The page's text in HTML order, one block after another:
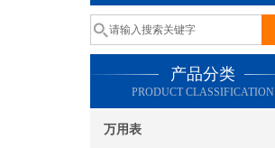
产品分类
PRODUCT CLASSIFICATION
万用表